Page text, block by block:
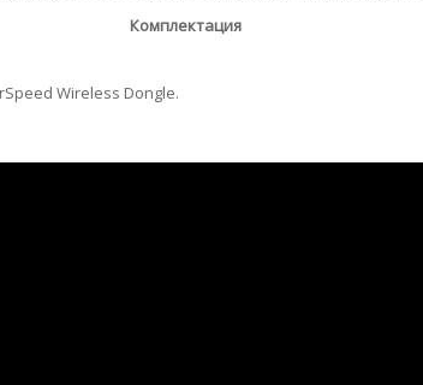
Комплектация
Wireless Dongle.